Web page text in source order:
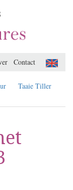
Contact
Taaie Tiller